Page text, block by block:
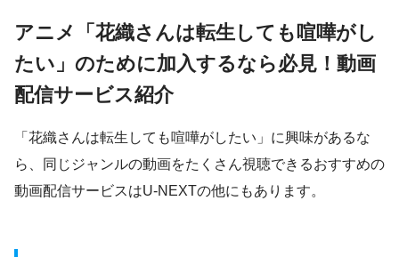
アニメ「花織さんは転生しても喧嘩がし
たい」のために加入するなら必見！動画
配信サービス紹介
「花織さんは転生しても喧嘩がしたい」に興味があるな
ら、同じジャンルの動画をたくさん視聴できるおすすめの
動画配信サービスはU-NEXTの他にもあります。